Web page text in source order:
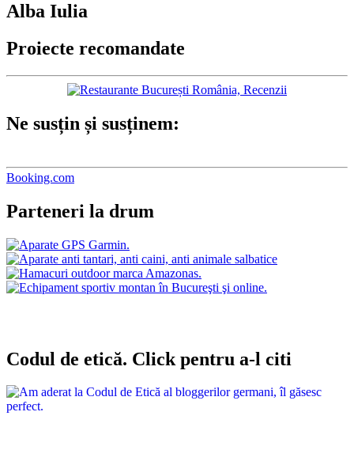
Alba Iulia
Proiecte recomandate
Ne susțin și susținem:
Codul de etică. Click pentru a-l citi